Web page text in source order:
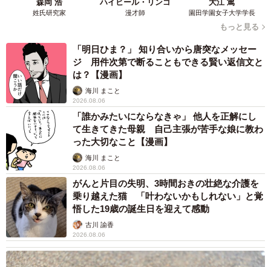
数 新幹線・高速バスの「使い分け」が鮮明に
2026.08.06
1歳息子が腕を亜脱臼 「奥さん、専業主婦な
のに」と夫の後輩から一言 母は泣きながら対
応し必死だった 何年もたった今もたまに思い
出し…山岡 もと子
2026.08.06
子どもの学校外の学習時間が11年で2割減少
「家庭学習0分層」が約半数に達する深刻な実
態と広がる学習格差
まいどなニュース情報部
2026.08.06
「事故物件」という言葉のイメージにとらわれ
ていませんか？ 不動産業者が語る「物件の可
能性」を閉ざさないために必要なこと
平藤 清刀
2026.08.06